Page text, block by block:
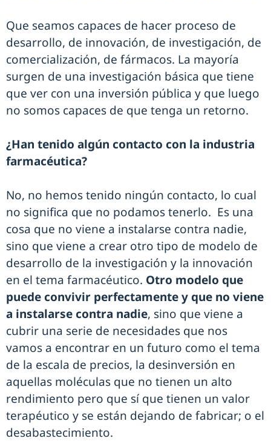
Que seamos capaces de hacer proceso de
desarrollo, de innovación, de investigación, de
comercialización, de fármacos. La mayoría
surgen de una investigación básica que tiene
que ver con una inversión pública y que luego
no somos capaces de que tenga un retorno.
¿Han tenido algún contacto con la industria
farmacéutica?
No, no hemos tenido ningún contacto, lo cual
no significa que no podamos tenerlo. Es una
cosa que no viene a instalarse contra nadie,
sino que viene a crear otro tipo de modelo de
desarrollo de la investigación y la innovación
en el tema farmacéutico. Otro modelo que
puede convivir perfectamente y que no viene
a instalarse contra nadie, sino que viene a
cubrir una serie de necesidades que nos
vamos a encontrar en un futuro como el tema
de la escala de precios, la desinversión en
aquellas moléculas que no tienen un alto
rendimiento pero que sí que tienen un valor
terapéutico y se están dejando de fabricar; o el
desabastecimiento.